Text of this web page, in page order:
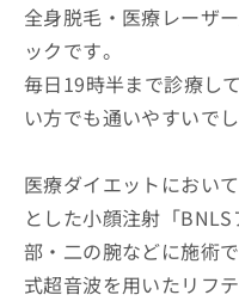
全身脱毛・医療レーザ
ックです。
毎日19時半まで診療し
い方でも通いやすいでし
医療ダイエットにおい
とした小顔注射「
部・二の腕などに施術
式超音波を用いたリフ